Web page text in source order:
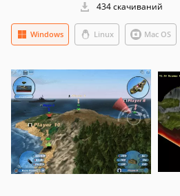
434 скачиваний
Windows Linux Mac OS